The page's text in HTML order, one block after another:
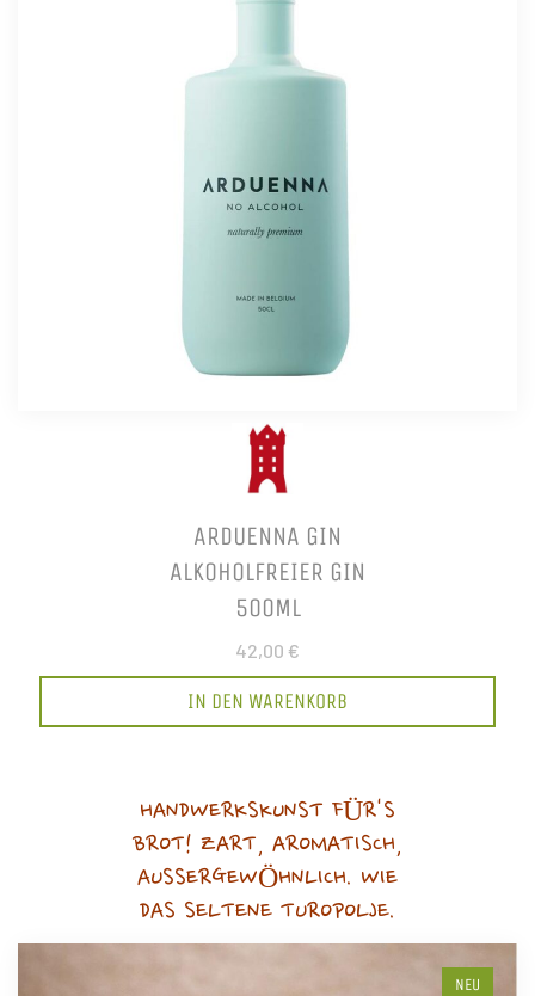
ARDUENNA GIN
ALKOHOLFREIER GIN
500ML
42,00 €
IN DEN WARENKORB
HANDWERKSKUNST FÜR'S
BROT! ZART, AROMATISCH,
AUSSERGEWÖHNLICH. WIE
DAS SELTENE TUROPOLJE.
NEU